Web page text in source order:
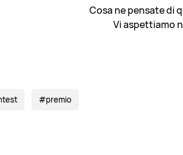
Cosa ne pensate di
Vi aspettiamo
#premio